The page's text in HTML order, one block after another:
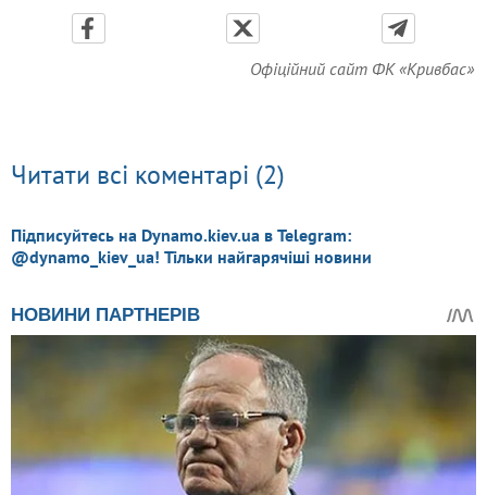
Офіційний сайт ФК «Кривбас»
Читати всі коментарі (2)
Підписуйтесь на Dynamo.kiev.ua в Telegram:
@dynamo_kiev_ua! Тільки найгарячіші новини